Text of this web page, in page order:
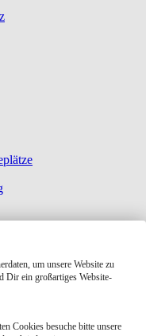
um unsere Website zu
Dir ein großartiges Website-
Cookies besuche bitte unsere